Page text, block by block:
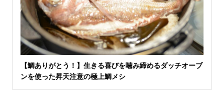
【鯛ありがとう！】生きる喜びを噛み締めるダッチオーブ
ンを使った昇天注意の極上鯛メシ